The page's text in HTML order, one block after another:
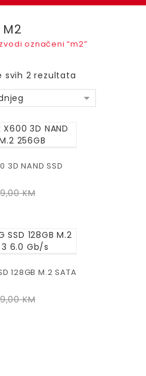
M2
označeni “m2”
svih 2 rezultata
3D NAND SSD
KM
128GB M.2 SATA
KM